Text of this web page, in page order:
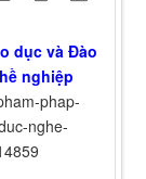
dục và Đào
nghiệp
phap-
nghe-